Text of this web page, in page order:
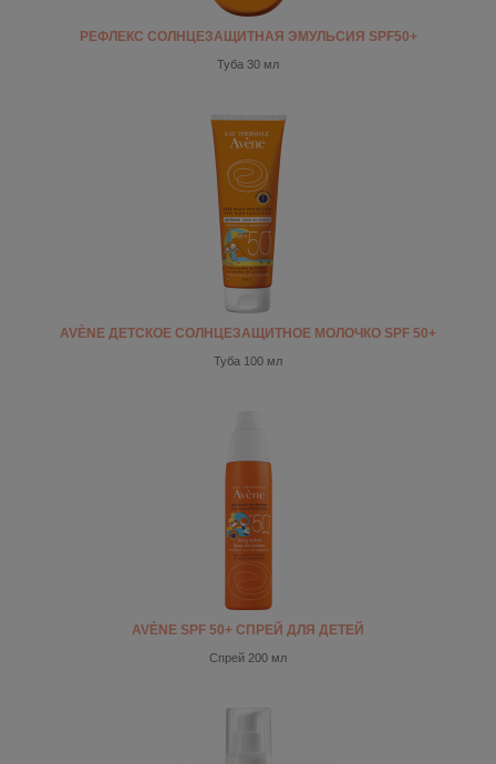
РЕФЛЕКС СОЛНЦЕЗАЩИТНАЯ ЭМУЛЬСИЯ SPF50+
Туба 30 мл
AVÈNE ДЕТСКОЕ СОЛНЦЕЗАЩИТНОЕ МОЛОЧКО SPF 50+
Туба 100 мл
AVÈNE SPF 50+ СПРЕЙ ДЛЯ ДЕТЕЙ
Спрей 200 мл